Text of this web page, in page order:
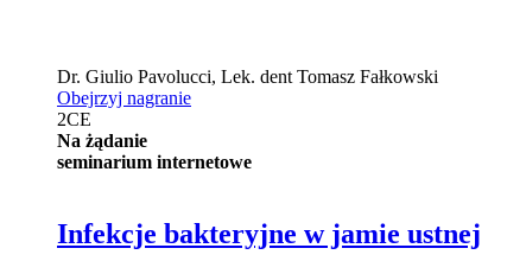
Dr. Giulio Pavolucci, Lek. dent Tomasz Fałkowski
Obejrzyj nagranie
2CE
Na żądanie
seminarium internetowe
Infekcje bakteryjne w jamie ustnej